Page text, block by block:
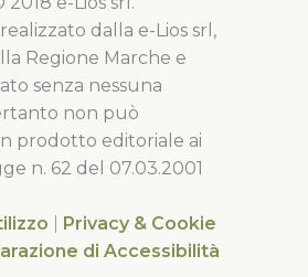
dalla e-Lios srl,
Regione Marche e
senza nessuna
non può
prodotto editoriale ai
n. 62 del 07.03.2001
Privacy & Cookie
di Accessibilità